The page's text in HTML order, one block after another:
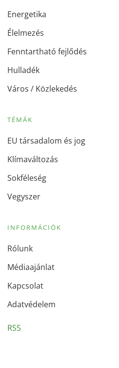
Energetika
Élelmezés
Fenntartható fejlődés
Hulladék
Város / Közlekedés
TÉMÁK
EU társadalom és jog
Klímaváltozás
Sokféleség
Vegyszer
INFORMÁCIÓK
Rólunk
Médiaajánlat
Kapcsolat
Adatvédelem
RSS